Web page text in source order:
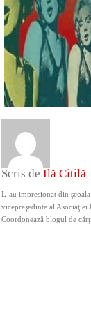
Scris de Ilă Citilă
L-au impresionat din
vicepreşedinte al
Coordonează blogul de